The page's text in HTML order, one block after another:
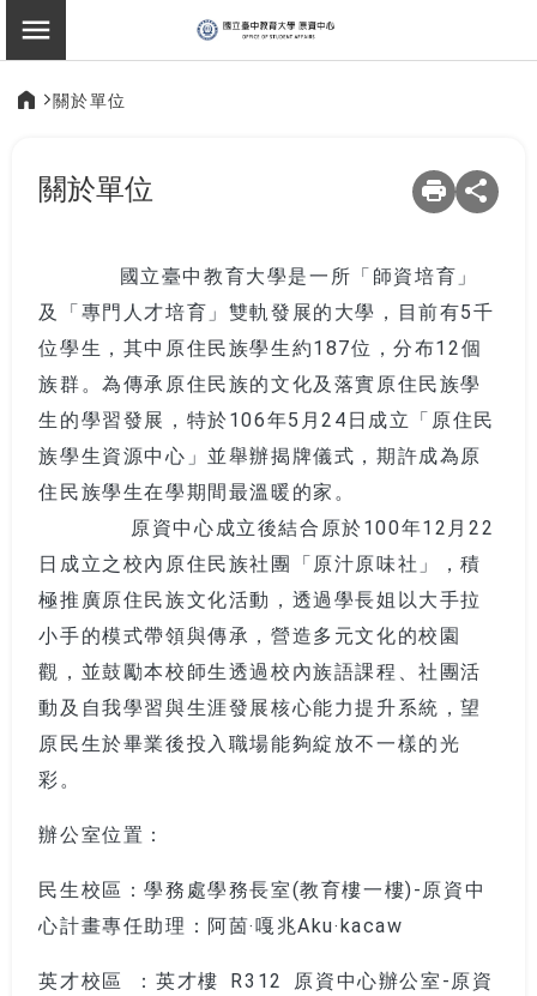
切換選單
關於單位
關於單位
國立臺中教育大學是一所「師資培育」
及「專門人才培育」雙軌發展的大學，目前有5千
位學生，其中原住民族學生約187位，分布12個
族群。為傳承原住民族的文化及落實原住民族學
生的學習發展，特於106年5月24日成立「原住民
族學生資源中心」並舉辦揭牌儀式，期許成為原
住民族學生在學期間最溫暖的家。
原資中心成立後結合原於100年12月22
日成立之校內原住民族社團「原汁原味社」，積
極推廣原住民族文化活動，透過學長姐以大手拉
小手的模式帶領與傳承，營造多元文化的校園
觀，並鼓勵本校師生透過校內族語課程、社團活
動及自我學習與生涯發展核心能力提升系統，望
原民生於畢業後投入職場能夠綻放不一樣的光
彩。
辦公室位置：
民生校區：學務處學務長室(教育樓一樓)- 原資中
心計畫專任助理： 阿䓢‧嘎兆Aku‧kacaw
英才校區 ：英才樓 R312 原資中心辦公室- 原資